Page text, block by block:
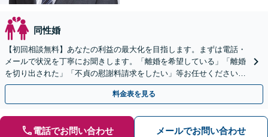
同性婚
【初回相談無料】あなたの利益の最大化を目指します。まずは電話・
メールで状況を丁寧にお聞きします。「離婚を希望している」「離婚
を切り出された」「不貞の慰謝料請求をしたい」等お任せください。
【リーズナブルな料金設定】
料金表を見る
電話でお問い合わせ メールでお問い合わせ